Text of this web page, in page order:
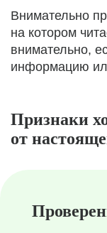
Внимательно
на котором
внимательно,
информацию
Признаки
от